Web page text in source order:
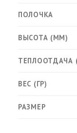
ПОЛОЧКА
ВЫСОТА (ММ)
ТЕПЛООТДАЧА
ВЕС (ГР)
РАЗМЕР